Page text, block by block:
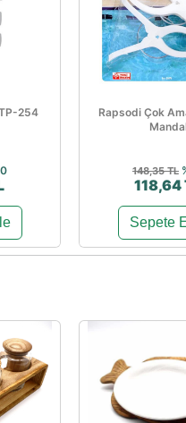
254
Rapsodi Çok
148,35 TL
118,64
Sepete